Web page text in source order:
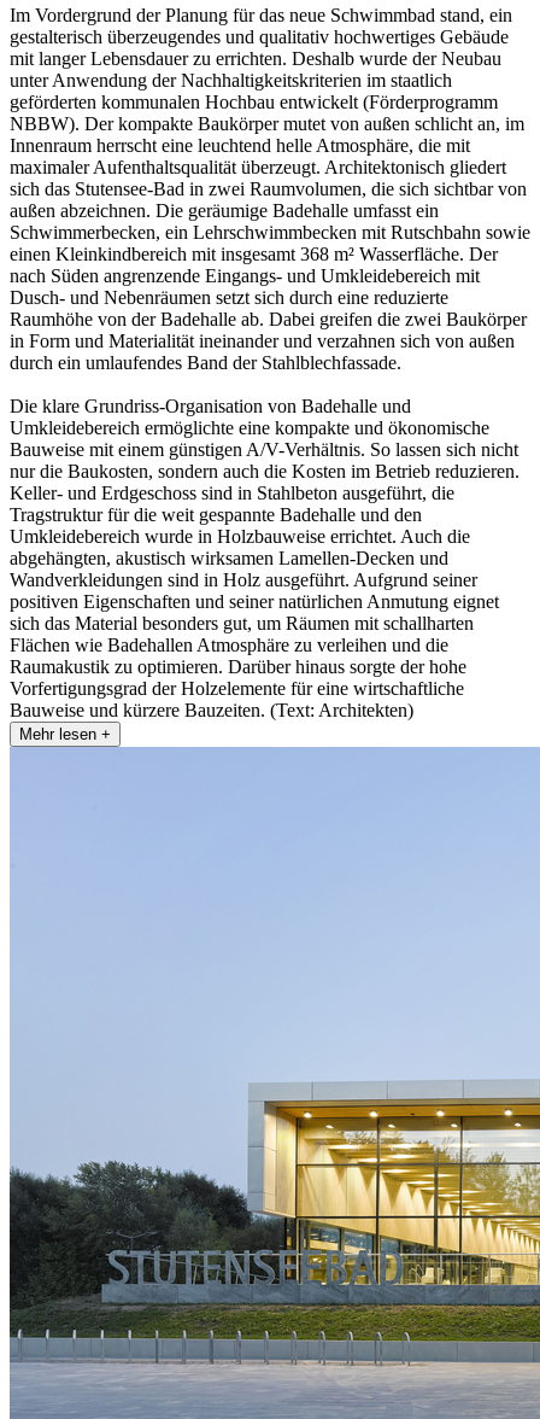
Im Vordergrund der Planung für das neue Schwimmbad stand, ein
gestalterisch überzeugendes und qualitativ hochwertiges Gebäude
mit langer Lebensdauer zu errichten. Deshalb wurde der Neubau
unter Anwendung der Nachhaltigkeitskriterien im staatlich
geförderten kommunalen Hochbau entwickelt (Förderprogramm
NBBW). Der kompakte Baukörper mutet von außen schlicht an, im
Innenraum herrscht eine leuchtend helle Atmosphäre, die mit
maximaler Aufenthaltsqualität überzeugt. Architektonisch gliedert
sich das Stutensee-Bad in zwei Raumvolumen, die sich sichtbar von
außen abzeichnen. Die geräumige Badehalle umfasst ein
Schwimmerbecken, ein Lehrschwimmbecken mit Rutschbahn sowie
einen Kleinkindbereich mit insgesamt 368 m² Wasserfläche. Der
nach Süden angrenzende Eingangs- und Umkleidebereich mit
Dusch- und Nebenräumen setzt sich durch eine reduzierte
Raumhöhe von der Badehalle ab. Dabei greifen die zwei Baukörper
in Form und Materialität ineinander und verzahnen sich von außen
durch ein umlaufendes Band der Stahlblechfassade.
Die klare Grundriss-Organisation von Badehalle und
Umkleidebereich ermöglichte eine kompakte und ökonomische
Bauweise mit einem günstigen A/V-Verhältnis. So lassen sich nicht
nur die Baukosten, sondern auch die Kosten im Betrieb reduzieren.
Keller- und Erdgeschoss sind in Stahlbeton ausgeführt, die
Tragstruktur für die weit gespannte Badehalle und den
Umkleidebereich wurde in Holzbauweise errichtet. Auch die
abgehängten, akustisch wirksamen Lamellen-Decken und
Wandverkleidungen sind in Holz ausgeführt. Aufgrund seiner
positiven Eigenschaften und seiner natürlichen Anmutung eignet
sich das Material besonders gut, um Räumen mit schallharten
Flächen wie Badehallen Atmosphäre zu verleihen und die
Raumakustik zu optimieren. Darüber hinaus sorgte der hohe
Vorfertigungsgrad der Holzelemente für eine wirtschaftliche
Bauweise und kürzere Bauzeiten. (Text: Architekten)
Mehr lesen +